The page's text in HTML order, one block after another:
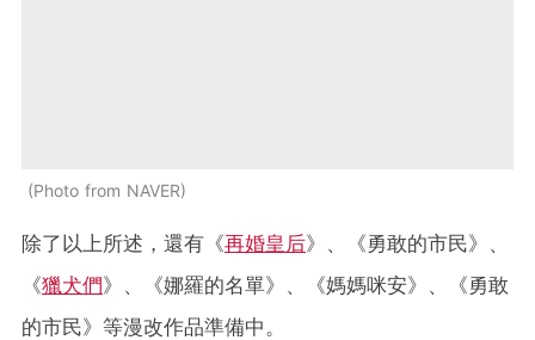
Photo from NAVER
除了以上所述，還有《再婚皇后》、《勇敢的市民》、
《獵犬們》、《娜羅的名單》、《媽媽咪安》、《勇敢
的市民》等漫改作品準備中。